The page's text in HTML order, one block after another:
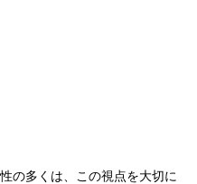
の多くは、この視点を大切に